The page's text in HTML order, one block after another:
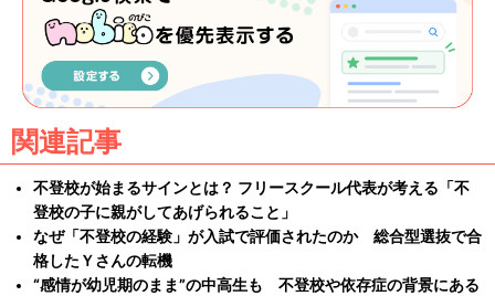
関連記事
不登校が始まるサインとは？ フリースクール代表が考える「不
登校の子に親がしてあげられること」
なぜ「不登校の経験」が入試で評価されたのか 総合型選抜で合
格したＹさんの転機
“感情が幼児期のまま”の中高生も 不登校や依存症の背景にある